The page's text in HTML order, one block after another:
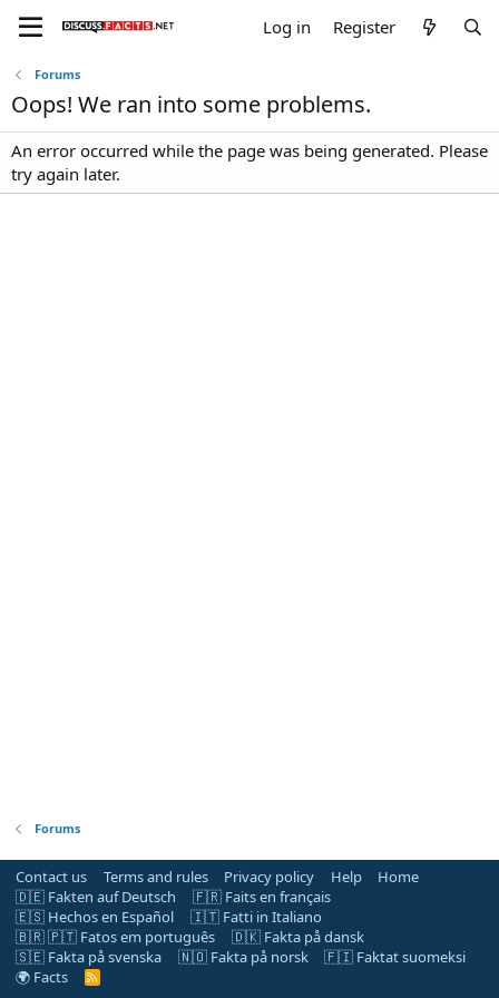
Log in Register
Forums
Oops! We ran into some problems.
An error occurred while the page was being generated. Please
try again later.
Forums
Contact us Terms and rules Privacy policy Help
Home
🇩🇪 Fakten auf Deutsch
🇫🇷 Faits en français
🇪🇸 Hechos en Español
🇮🇹 Fatti in Italiano
🇧🇷 🇵🇹 Fatos em português
🇩🇰 Fakta på dansk
🇸🇪 Fakta på svenska
🇳🇴 Fakta på norsk
🇫🇮 Faktat suomeksi
🌍 Facts
R